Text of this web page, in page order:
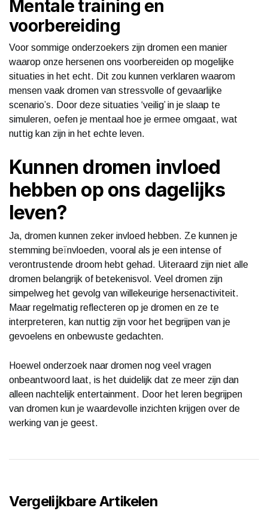
Mentale training en
voorbereiding
Voor sommige onderzoekers zijn dromen een manier
waarop onze hersenen ons voorbereiden op mogelijke
situaties in het echt. Dit zou kunnen verklaren waarom
mensen vaak dromen van stressvolle of gevaarlijke
scenario’s. Door deze situaties ‘veilig’ in je slaap te
simuleren, oefen je mentaal hoe je ermee omgaat, wat
nuttig kan zijn in het echte leven.
Kunnen dromen invloed
hebben op ons dagelijks
leven?
Ja, dromen kunnen zeker invloed hebben. Ze kunnen je
stemming beïnvloeden, vooral als je een intense of
verontrustende droom hebt gehad. Uiteraard zijn niet alle
dromen belangrijk of betekenisvol. Veel dromen zijn
simpelweg het gevolg van willekeurige hersenactiviteit.
Maar regelmatig reflecteren op je dromen en ze te
interpreteren, kan nuttig zijn voor het begrijpen van je
gevoelens en onbewuste gedachten.
Hoewel onderzoek naar dromen nog veel vragen
onbeantwoord laat, is het duidelijk dat ze meer zijn dan
alleen nachtelijk entertainment. Door het leren begrijpen
van dromen kun je waardevolle inzichten krijgen over de
werking van je geest.
Vergelijkbare Artikelen